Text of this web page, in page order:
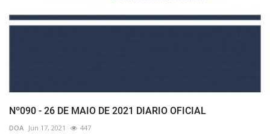
Nº090 - 26 DE MAIO DE 2021 DIARIO OFICIAL
DOA Jun 17, 2021 447